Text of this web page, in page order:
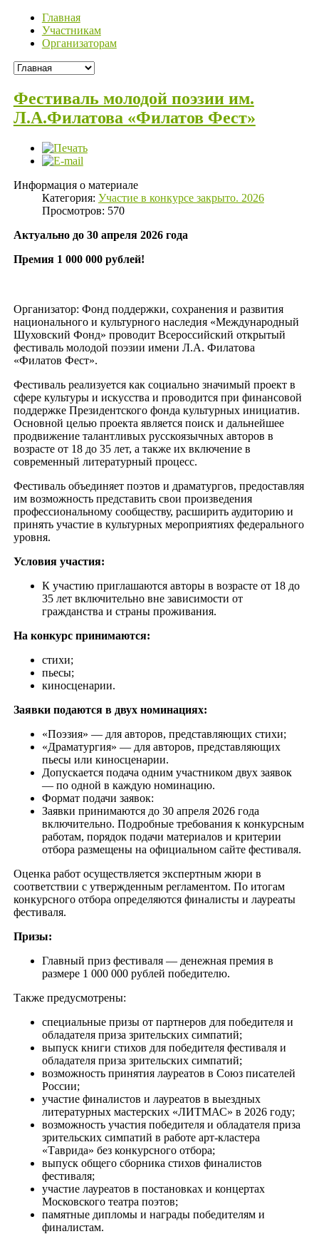
Главная
Участникам
Организаторам
Фестиваль молодой поэзии им.
Л.А.Филатова «Филатов Фест»
Информация о материале
Категория: Участие в конкурсе закрыто. 2026
Просмотров: 570
Актуально до 30 апреля 2026 года
Премия 1 000 000 рублей!
Организатор: Фонд поддержки, сохранения и развития
национального и культурного наследия «Международный
Шуховский Фонд» проводит Всероссийский открытый
фестиваль молодой поэзии имени Л.А. Филатова
«Филатов Фест».
Фестиваль реализуется как социально значимый проект в
сфере культуры и искусства и проводится при финансовой
поддержке Президентского фонда культурных инициатив.
Основной целью проекта является поиск и дальнейшее
продвижение талантливых русскоязычных авторов в
возрасте от 18 до 35 лет, а также их включение в
современный литературный процесс.
Фестиваль объединяет поэтов и драматургов, предоставляя
им возможность представить свои произведения
профессиональному сообществу, расширить аудиторию и
принять участие в культурных мероприятиях федерального
уровня.
Условия участия:
К участию приглашаются авторы в возрасте от 18 до
35 лет включительно вне зависимости от
гражданства и страны проживания.
На конкурс принимаются:
стихи;
пьесы;
киносценарии.
Заявки подаются в двух номинациях:
«Поэзия» — для авторов, представляющих стихи;
«Драматургия» — для авторов, представляющих
пьесы или киносценарии.
Допускается подача одним участником двух заявок
— по одной в каждую номинацию.
Формат подачи заявок:
Заявки принимаются до 30 апреля 2026 года
включительно. Подробные требования к конкурсным
работам, порядок подачи материалов и критерии
отбора размещены на официальном сайте фестиваля.
Оценка работ осуществляется экспертным жюри в
соответствии с утвержденным регламентом. По итогам
конкурсного отбора определяются финалисты и лауреаты
фестиваля.
Призы:
Главный приз фестиваля — денежная премия в
размере 1 000 000 рублей победителю.
Также предусмотрены:
специальные призы от партнеров для победителя и
обладателя приза зрительских симпатий;
выпуск книги стихов для победителя фестиваля и
обладателя приза зрительских симпатий;
возможность принятия лауреатов в Союз писателей
России;
участие финалистов и лауреатов в выездных
литературных мастерских «ЛИТМАС» в 2026 году;
возможность участия победителя и обладателя приза
зрительских симпатий в работе арт-кластера
«Таврида» без конкурсного отбора;
выпуск общего сборника стихов финалистов
фестиваля;
участие лауреатов в постановках и концертах
Московского театра поэтов;
памятные дипломы и награды победителям и
финалистам.